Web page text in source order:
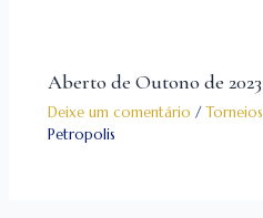
Aberto de Outono de 2023
Deixe um comentário /Torneios
Petropolis